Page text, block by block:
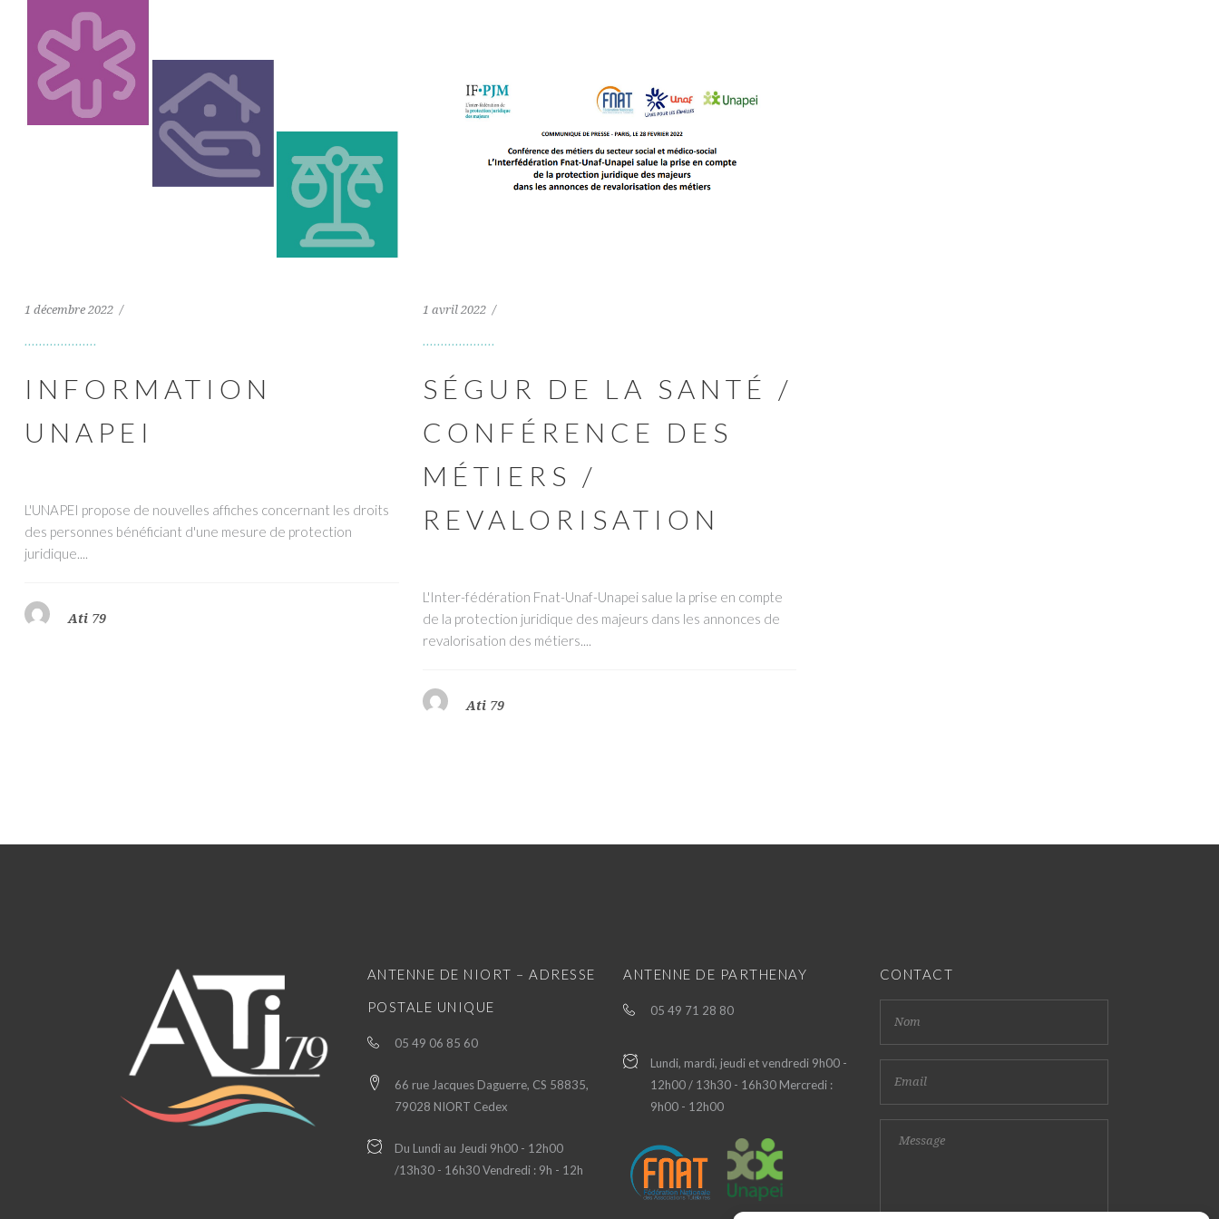
1 décembre 2022
INFORMATION
UNAPEI
L'UNAPEI propose de nouvelles affiches concernant les droits
des personnes bénéficiant d'une mesure de protection
juridique....
Ati 79
1 avril 2022
SÉGUR DE LA SANTÉ /
CONFÉRENCE DES
MÉTIERS /
REVALORISATION
L'Inter-fédération Fnat-Unaf-Unapei salue la prise en compte
de la protection juridique des majeurs dans les annonces de
revalorisation des métiers....
Ati 79
ANTENNE DE NIORT – ADRESSE
POSTALE UNIQUE
05 49 06 85 60
66 rue Jacques Daguerre, CS 58835,
79028 NIORT Cedex
Du Lundi au Jeudi 9h00 - 12h00
/13h30 - 16h30 Vendredi : 9h - 12h
ANTENNE DE PARTHENAY
05 49 71 28 80
Lundi, mardi, jeudi et vendredi 9h00 -
12h00 / 13h30 - 16h30 Mercredi :
9h00 - 12h00
CONTACT